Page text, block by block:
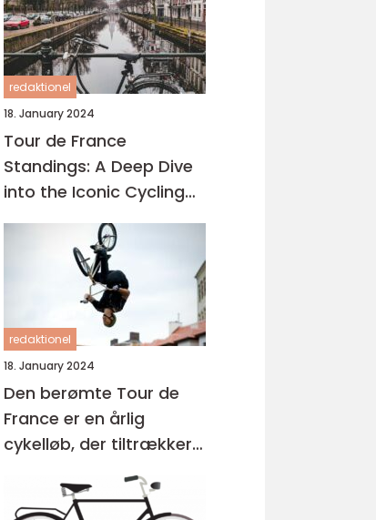
redaktionel
18. January 2024
Tour de France
Standings: A Deep Dive
into the Iconic Cycling
Event
redaktionel
18. January 2024
Den berømte Tour de
France er en årlig
cykelløb, der tiltrækker
sportsentusiaster fra
hele verden